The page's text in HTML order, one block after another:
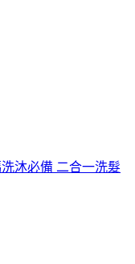
沐必備 二合一洗髮